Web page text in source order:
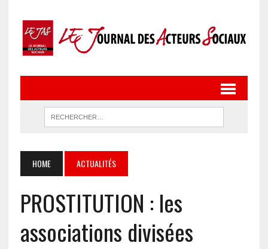
HOME ACTUALITÉS
PROSTITUTION : les
associations divisées